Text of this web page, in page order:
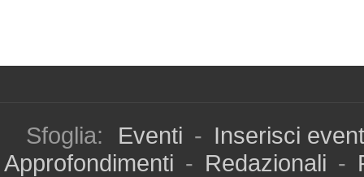
Sfoglia: Eventi - Inserisci
Approfondimenti - Redazionali -